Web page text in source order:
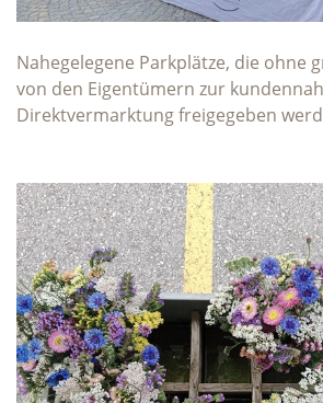
Nahegelegene Parkplätze, die ohne
von den Eigentümern zur
Direktvermarktung freigegeben